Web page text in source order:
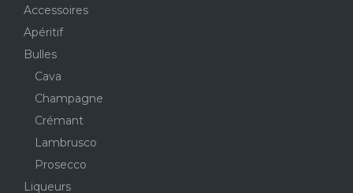
Accessoires
Apéritif
Bulles
Cava
Champagne
Crémant
Lambrusco
Prosecco
Liqueurs